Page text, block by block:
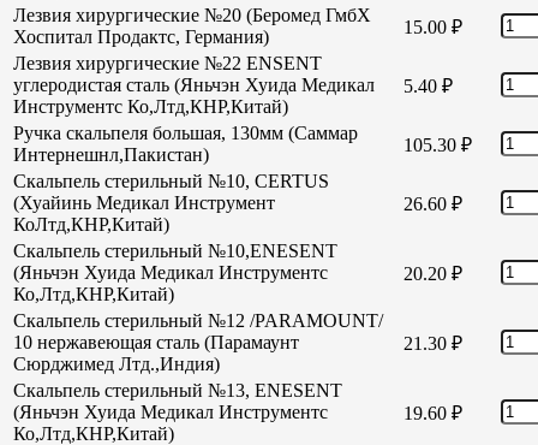
Лезвия хирургические №20 (Беромед ГмбХ
Хоспитал Продактс, Германия)
15.00 ₽
Лезвия хирургические №22 ENSENT
углеродистая сталь (Яньчэн Хуида Медикал
Инструментс Ко,Лтд,КНР,Китай)
5.40 ₽
Ручка скальпеля большая, 130мм (Саммар
Интернешнл,Пакистан)
105.30 ₽
Скальпель стерильный №10, CERTUS
(Хуайинь Медикал Инструмент
КоЛтд,КНР,Китай)
26.60 ₽
Скальпель стерильный №10,ENESENT
(Яньчэн Хуида Медикал Инструментс
Ко,Лтд,КНР,Китай)
20.20 ₽
Скальпель стерильный №12 /PARAMOUNT/
10 нержавеющая сталь (Парамаунт
Сюрджимед Лтд.,Индия)
21.30 ₽
Скальпель стерильный №13, ENESENT
(Яньчэн Хуида Медикал Инструментс
Ко,Лтд,КНР,Китай)
19.60 ₽